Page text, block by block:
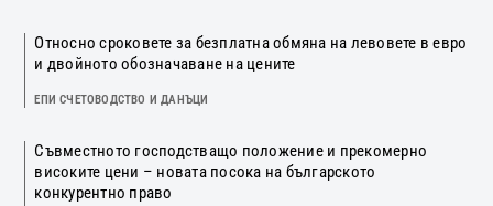
Относно сроковете за безплатна обмяна на левовете в евро
и двойното обозначаване на цените
ЕПИ СЧЕТОВОДСТВО И ДАНЪЦИ
Съвместното господстващо положение и прекомерно
високите цени – новата посока на българското
конкурентно право